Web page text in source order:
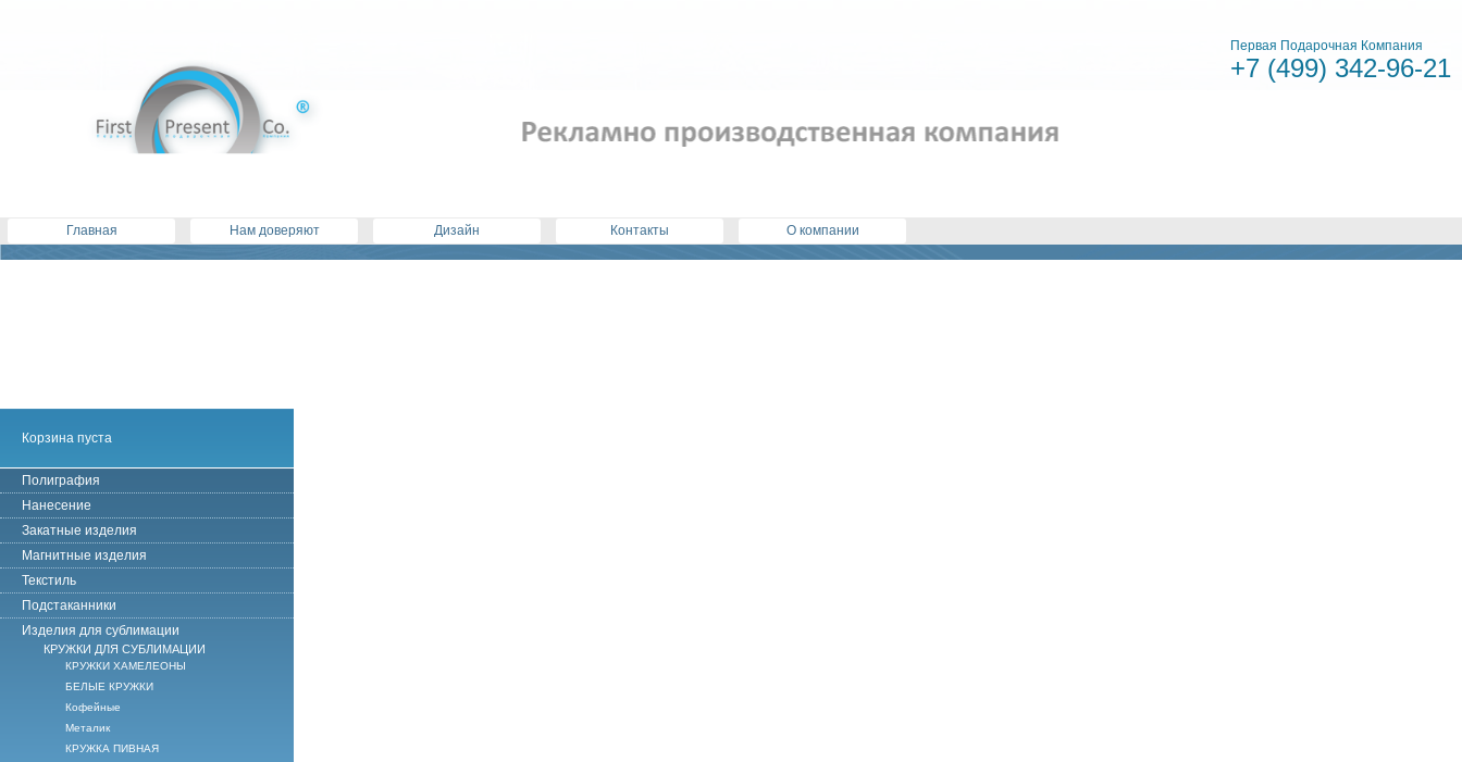
Первая Подарочная Компания
+7 (499) 342-96-21
Главная Нам доверяют Дизайн Контакты О компании
Корзина пуста
Полиграфия
Нанесение
Закатные изделия
Магнитные изделия
Текстиль
Подстаканники
Изделия для сублимации
КРУЖКИ ДЛЯ СУБЛИМАЦИИ
КРУЖКИ ХАМЕЛЕОНЫ
БЕЛЫЕ КРУЖКИ
Кофейные
Металик
КРУЖКА ПИВНАЯ